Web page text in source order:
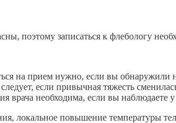
поэтому записаться к флебологу
на прием нужно, если вы обнаружили
если привычная тяжесть
врача необходима, если вы
локальное повышение температуры